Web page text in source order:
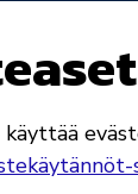
käyttää